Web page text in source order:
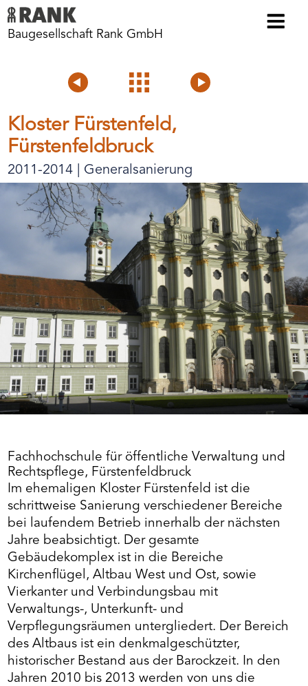
Baugesellschaft Rank GmbH
Voriges
Projektübersicht
Kloster Fürstenfeld,
Fürstenfeldbruck
2011-2014 | Generalsanierung
Fachhochschule für öffentliche Verwaltung und
Rechtspflege, Fürstenfeldbruck
Im ehemaligen Kloster Fürstenfeld ist die
schrittweise Sanierung verschiedener Bereiche
bei laufendem Betrieb innerhalb der nächsten
Jahre beabsichtigt. Der gesamte
Gebäudekomplex ist in die Bereiche
Kirchenflügel, Altbau West und Ost, sowie
Vierkanter und Verbindungsbau mit
Verwaltungs-, Unterkunft- und
Verpflegungsräumen untergliedert. Der Bereich
des Altbaus ist ein denkmalgeschützter,
historischer Bestand aus der Barockzeit. In den
Jahren 2010 bis 2013 werden von uns die